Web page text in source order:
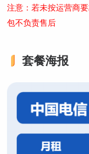
注意：若未按运营商
包不负责售后
套餐海报